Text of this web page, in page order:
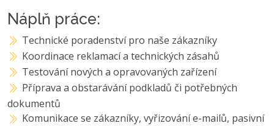
Náplň práce:
Technické poradenství pro naše zákazníky
Koordinace reklamací a technických zásahů
Testování nových a opravovaných zařízení
Příprava a obstarávání podkladů či potřebných
dokumentů
Komunikace se zákazníky, vyřizování e-mailů, pasivní